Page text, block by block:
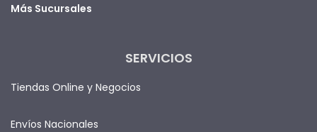
Más Sucursales
SERVICIOS
Tiendas Online y Negocios
Envíos Nacionales